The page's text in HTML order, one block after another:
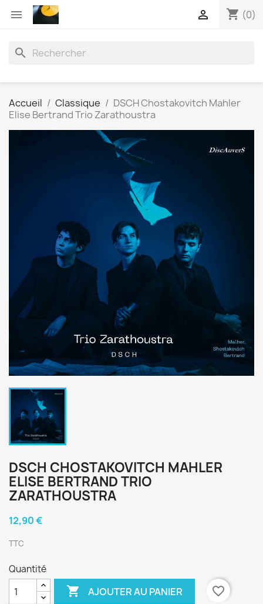
 shopping_cart (0)

search
Accueil Classique
DSCH Chostakovitch Mahler
Elise Bertrand Trio Zarathoustra
DSCH CHOSTAKOVITCH MAHLER
ELISE BERTRAND TRIO
ZARATHOUSTRA
12,90 €
TTC
Quantité
 AJOUTER AU PANIER favorite_border